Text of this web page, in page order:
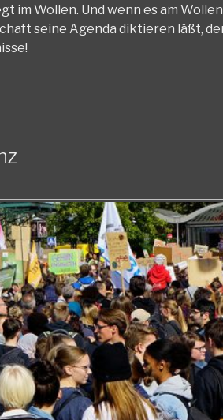
im Wollen. Und wenn es am
seine Agenda diktieren läßt,